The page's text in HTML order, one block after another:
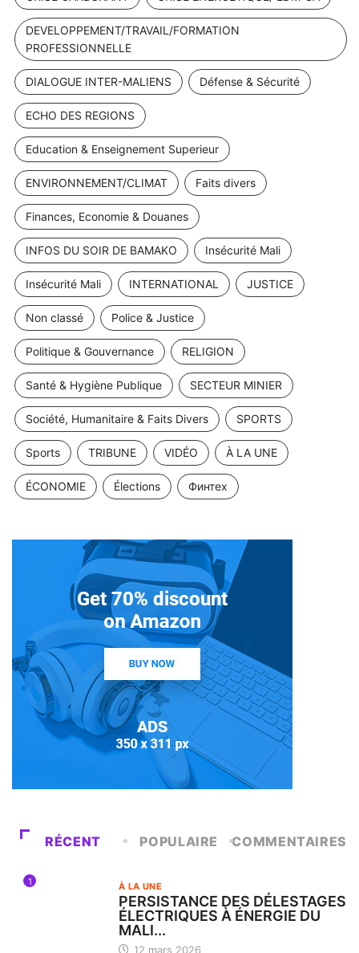
DEVELOPPEMENT/TRAVAIL/FORMATION
PROFESSIONNELLE
DIALOGUE INTER-MALIENS Défense & Sécurité
ECHO DES REGIONS
Education & Enseignement Superieur
ENVIRONNEMENT/CLIMAT Faits divers
Finances, Economie & Douanes
INFOS DU SOIR DE BAMAKO Insécurité Mali
Insécurité Mali INTERNATIONAL JUSTICE
Non classé Police & Justice
Politique & Gouvernance RELIGION
Santé & Hygiène Publique SECTEUR MINIER
Société, Humanitaire & Faits Divers SPORTS
Sports TRIBUNE VIDÉO À LA UNE
ÉCONOMIE Élections Финтех
RÉCENT POPULAIRE COMMENTAIRES
1 À LA UNE
PERSISTANCE DES DÉLESTAGES
ÉLECTRIQUES À ÉNERGIE DU
MALI...
12 mars 2026